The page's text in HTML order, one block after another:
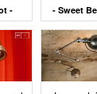
Sweet